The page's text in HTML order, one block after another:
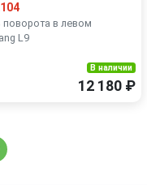
поворота в левом
L9
В наличии
12 180 ₽